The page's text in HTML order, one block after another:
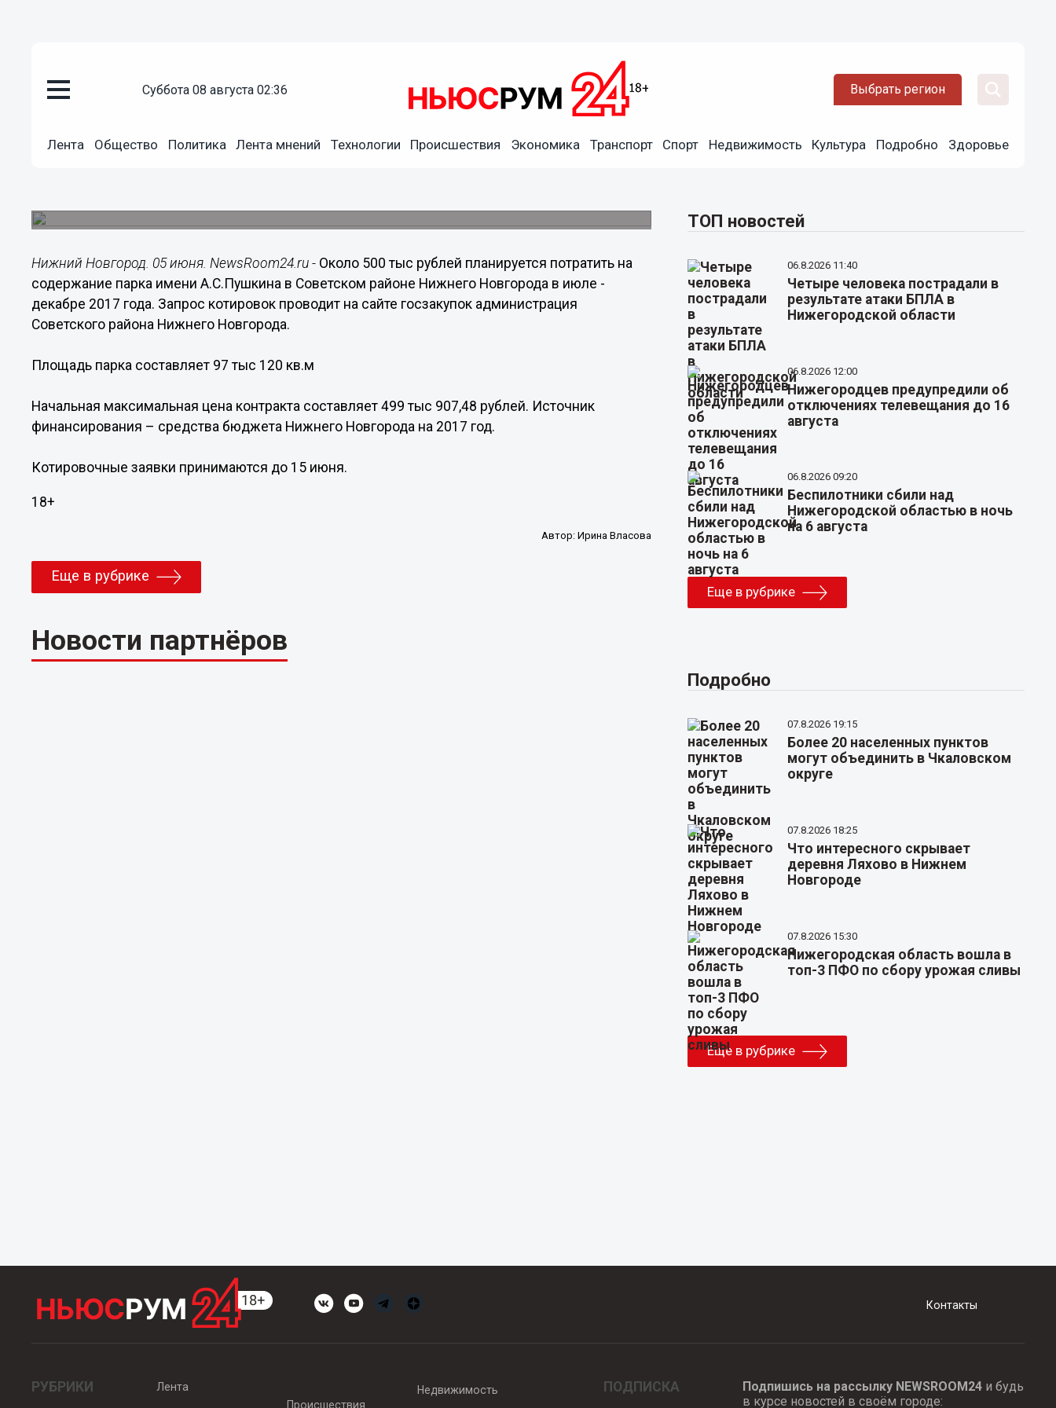
суббота 08 августа 02:36 Выбрать регион
Лента Общество Политика Лента мнений Технологии Происшествия Экономика Транспорт Спорт Недвижимость Культура Подробно Здоровье
содержание парка Пушкина в Нижнем Новгороде во второй
Нижний Новгород. 05 июня. NewsRoom24.ru - Около 500 тыс рублей планируется потратить на
содержание парка имени А.С.Пушкина в Советском районе Нижнего Новгорода в июле -
декабре 2017 года. Запрос котировок проводит на сайте госзакупок администрация
Советского района Нижнего Новгорода.
Площадь парка составляет 97 тыс 120 кв.м
Начальная максимальная цена контракта составляет 499 тыс 907,48 рублей. Источник
финансирования – средства бюджета Нижнего Новгорода на 2017 год.
Котировочные заявки принимаются до 15 июня.
18+
Автор: Ирина Власова
Еще в рубрике
Новости партнёров
ТОП новостей
06.8.2026 11:40
Четыре человека пострадали в
результате атаки БПЛА в
Нижегородской области
06.8.2026 12:00
Нижегородцев предупредили об
отключениях телевещания до 16
августа
06.8.2026 09:20
Беспилотники сбили над
Нижегородской областью в ночь
на 6 августа
Еще в рубрике
Подробно
07.8.2026 19:15
Более 20 населенных пунктов
могут объединить в Чкаловском
округе
07.8.2026 18:25
Что интересного скрывает
деревня Ляхово в Нижнем
Новгороде
07.8.2026 15:30
Нижегородская область вошла в
топ-3 ПФО по сбору урожая сливы
Еще в рубрике
Контакты
РУБРИКИ
Лента
Происшествия
Недвижимость ПОДПИСКА Подпишись на рассылку NEWSROOM24и будь
в курсе новостей в своём городе: